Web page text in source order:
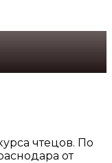
чтецов. По
от